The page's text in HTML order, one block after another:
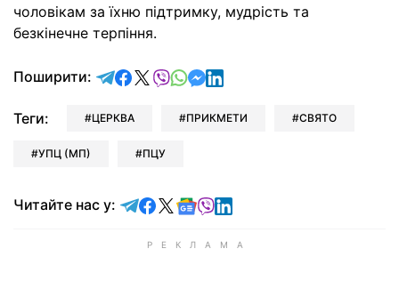
чоловікам за їхню підтримку, мудрість та
безкінечне терпіння.
Поширити: відправити у Telegram
поділитись у Facebook
поділитись у X
відправити у Viber
відправити у Whatsapp
відправити у Messenger
відправити у LinkedIn
Теги: ЦЕРКВА ПРИКМЕТИ СВЯТО
УПЦ (МП) ПЦУ
Читайте нас у: Читайте у Telegram
Читайте у Facebook
Читайте у X
Читайте у Google news
Читайте у Viber
Читайте у LinkedIn